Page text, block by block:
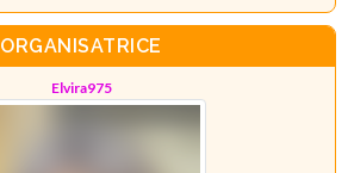
ORGANISATRICE
Elvira975